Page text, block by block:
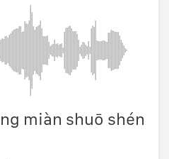
miàn shuō shén